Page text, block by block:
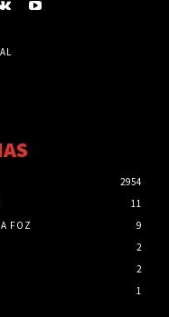
2954
11
FOZ
9
2
2
1